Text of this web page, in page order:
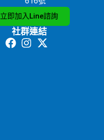
立即加入Line諮詢
社群連結